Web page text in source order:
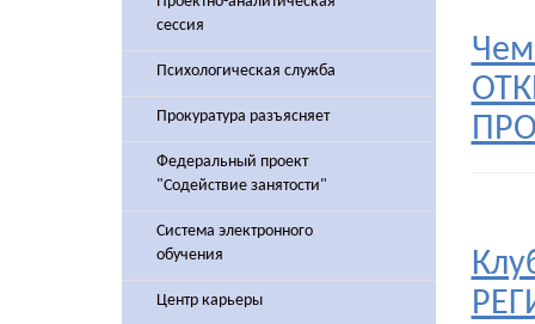
сессия
Психологическая служба
Прокуратура разъясняет
Федеральный проект
"Содействие занятости"
Система электронного
обучения
Центр карьеры